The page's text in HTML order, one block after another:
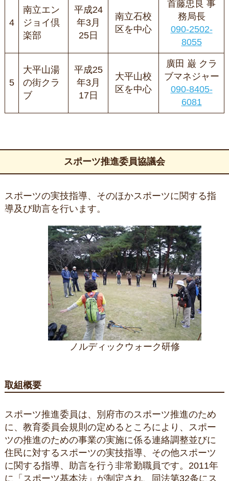
4
南立エン
ジョイ倶
楽部
平成24
年3月
25日
南立石校
区を中心
首藤忠良 事
務局長
090-2502-
8055
5
大平山湯
の街クラ
ブ
平成25
年3月
17日
大平山校
区を中心
廣田 巌 クラ
ブマネジャー
090-8405-
6081
スポーツ推進委員協議会
スポーツの実技指導、そのほかスポーツに関する指
導及び助言を行います。
ノルディックウォーク研修
取組概要
スポーツ推進委員は、別府市のスポーツ推進のため
に、教育委員会規則の定めるところにより、スポー
ツの推進のための事業の実施に係る連絡調整並びに
住民に対するスポーツの実技指導、その他スポーツ
に関する指導、助言を行う非常勤職員です。2011年
に「スポーツ基本法」が制定され、同法第32条にス